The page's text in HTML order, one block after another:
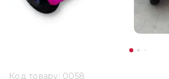
Код товару: 0058